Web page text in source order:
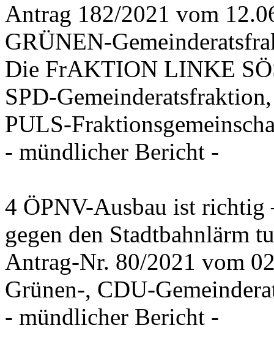
Antrag 182/2021 vom
GRÜNEN-
Die FrAKTION LINKE
SPD-Gemeinderatsfraktion,
PULS-
- mündlicher Bericht -
4 ÖPNV-Ausbau ist richtig
gegen den Stadtbahnlärm
Antrag-Nr. 80/2021 vom
Grünen-, CDU-
- mündlicher Bericht -